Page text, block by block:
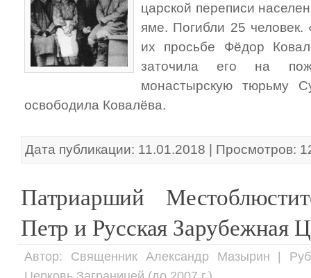
царской переписи
яме. Погибли 25 человек.
их просьбе Фёдор
заточила его на
монастырскую тюрьму
освободила Ковалёва.
Дата публикации: 11.01.2018 | Просмотров:
Патриарший
Петр и Русская Зарубежная
Автор: Священник Александр Мазырин |